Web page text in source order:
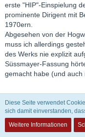
erste "HIP"-Einspielung
prominente Dirigent mit
1970ern.
Abgesehen von der
muss ich allerdings
des Werks nie explizit
Süssmayer-Fassung
gemacht habe (und
Fiesco
Diese Seite verwendet
sich damit einverstanden,
Weitere Informationen